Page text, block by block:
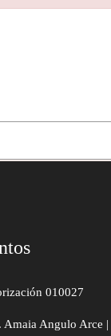
010027
Angulo Arce |